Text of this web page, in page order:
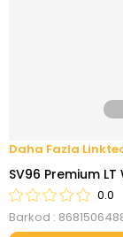
SV96 Premium LT
0.0
Barkod :